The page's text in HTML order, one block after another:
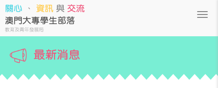
關心 、 資訊 與 交流
澳門大專學生部落
教育及青年發展局
最新消息